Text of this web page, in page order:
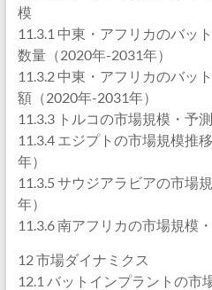
模
11.3.1 中東・アフリカのバッ
数量（2020年-2031年）
11.3.2 中東・アフリカのバッ
額（2020年-2031年）
11.3.3 トルコの市場規模・予
11.3.4 エジプトの市場規模推
年）
11.3.5 サウジアラビアの市場
年）
11.3.6 南アフリカの市場規模
12 市場ダイナミクス
12.1 バットインプラントの市